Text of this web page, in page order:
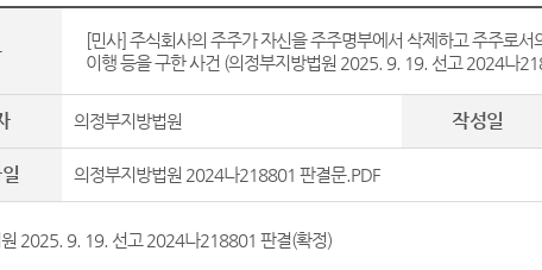
[민사] 주식회사의 주주가 자신을 주주명부에서 삭제하고 주주로
이행 등을 구한 사건 (의정부지방법원 2025. 9. 19. 선고 2024나
의정부지방법원 작성일
의정부지방법원 2024나218801 판결문.PDF
2025. 9. 19. 선고 2024나218801 판결(확정)